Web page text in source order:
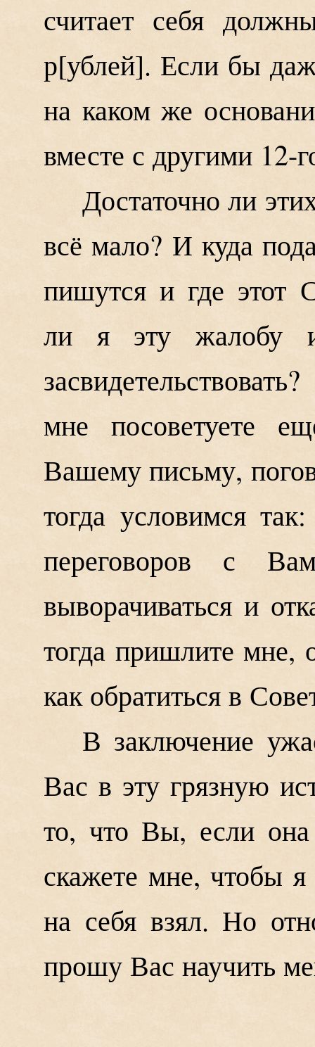
считает себя
р ублей . Если бы
на каком же
вместе с другими 12-
Достаточно ли
всё мало? И куда
пишутся и где этот
ли я эту жалобу
мне посоветуете
Вашему письму,
тогда условимся
переговоров с
выворачиваться и
тогда пришлите мне,
как обратиться в
В заключение
Вас в эту грязную
то, что Вы, если
скажете мне, чтобы
на себя взял. Но
прошу Вас научить